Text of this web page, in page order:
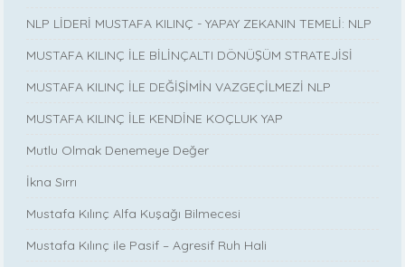
NLP LİDERİ MUSTAFA KILINÇ - YAPAY ZEKANIN TEMELİ: NLP
MUSTAFA KILINÇ İLE BİLİNÇALTI DÖNÜŞÜM STRATEJİSİ
MUSTAFA KILINÇ İLE DEĞİŞİMİN VAZGEÇİLMEZİ NLP
MUSTAFA KILINÇ İLE KENDİNE KOÇLUK YAP
Mutlu Olmak Denemeye Değer
İkna Sırrı
Mustafa Kılınç Alfa Kuşağı Bilmecesi
Mustafa Kılınç ile Pasif – Agresif Ruh Hali